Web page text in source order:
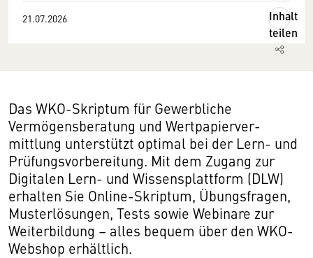
21.07.2026
Inhalt
teilen
Das WKO-Skriptum für Gewerbliche
Vermögensberatung und Wertpapierver­
mittlung unterstützt optimal bei der Lern- und
Prüfungsvorbereitung. Mit dem Zugang zur
Digitalen Lern- und Wissensplattform (DLW)
erhalten Sie Online-Skriptum, Übungsfragen,
Musterlösungen, Tests sowie Webinare zur
Weiterbildung – alles bequem über den WKO-
Webshop erhältlich.